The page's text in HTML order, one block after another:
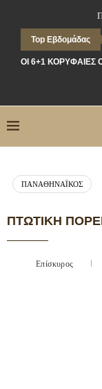
Top Εβδομάδας
ΟΙ 6+1
ΠΑΝΑΘΗΝΑΪΚΌΣ
ΠΤΩΤΙΚΉ
Επίσκυρος